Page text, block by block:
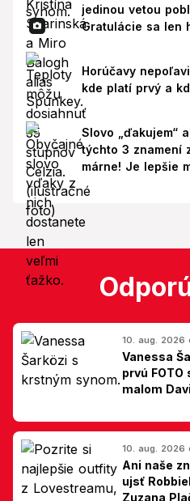
jedinou vetou
Gratulácie sa len
Horúčavy
kde platí prvý a
Slovo „ďakujem“
týchto 3 znamení
márne! Je lepšie
10. aug. 2026
Vanessa
prvú
malom
10. aug. 2026
Ani naše
ujsť
Zuzana